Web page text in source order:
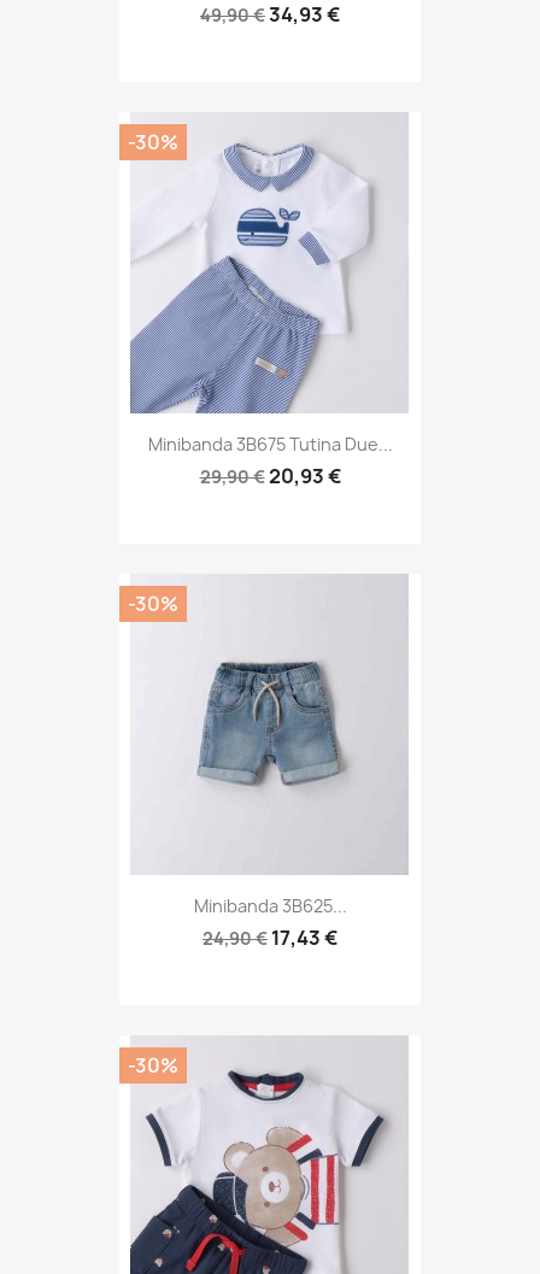
49,90 €34,93 €
Minibanda 3B675 Tutina Due...
29,90 €20,93 €
-30%
Minibanda 3B625...
24,90 € 17,43 €
-30%
-30%